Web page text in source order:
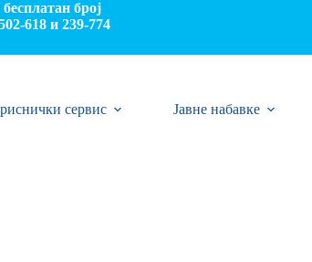
број
618 и 239-774
сервис Јавне набавке